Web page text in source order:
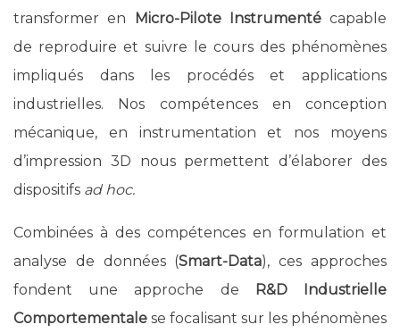
transformer en
Micro-Pilote Instrumentécapable
de reproduire et suivre le cours des phénomènes
impliqués dans les procédés et applications
industrielles. Nos compétences en conception
mécanique, en instrumentation et nos moyens
d’impression 3D nous permettent d’élaborer des
dispositifs ad hoc.
Combinées à des compétences en formulation et
analyse de données (Smart-Data), ces approches
fondent une approche de
R&D Industrielle
Comportementale se focalisant sur les phénomènes